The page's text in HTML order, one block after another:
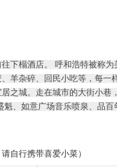
下榻酒店。 呼和浩特被称
羊杂碎、回民小吃等，每一
之城。走在城市的大街小巷
、如意广场音乐喷泉、品百
自行携带喜爱小菜）